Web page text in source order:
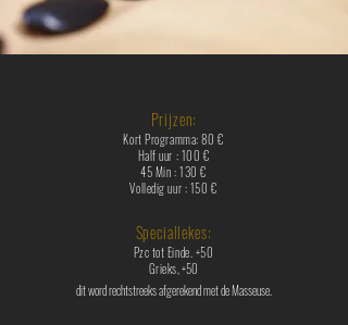
Prijzen:
Kort Programma: 80 €
Half uur : 100 €
45 Min : 130 €
Volledig uur :150 €
Speciallekes:
Pzc tot Einde. +50
Grieks, +50
dit wordrechtstreeks afgerekend met de Masseuse.